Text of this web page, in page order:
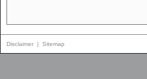
Disclaimer | Sitemap